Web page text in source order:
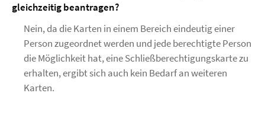
gleichzeitig beantragen?
Nein, da die Karten in einem Bereich eindeutig einer
Person zugeordnet werden und jede berechtigte Person
die Möglichkeit hat, eine Schließberechtigungskarte zu
erhalten, ergibt sich auch kein Bedarf an weiteren
Karten.